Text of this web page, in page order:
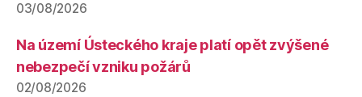
03/08/2026
Na území Ústeckého kraje platí opět zvýšené
nebezpečí vzniku požárů
02/08/2026